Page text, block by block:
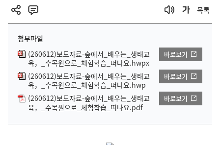
목록
첨부파일
(260612)보도자료-숲에서_배우는_생태교
육，_수목원으로_체험학습_떠나요.hwpx
바로보기
(260612)보도자료-숲에서_배우는_생태교
육，_수목원으로_체험학습_떠나요.hwp
바로보기
(260612)보도자료-숲에서_배우는_생태교
육，_수목원으로_체험학습_떠나요.pdf
바로보기